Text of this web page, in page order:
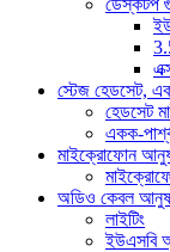
স্টেজ হেডসেট,
হেডসেট
একক-
মাইক্রোফোন
অডিও কেবল
লাইটিং
ইউএসবি